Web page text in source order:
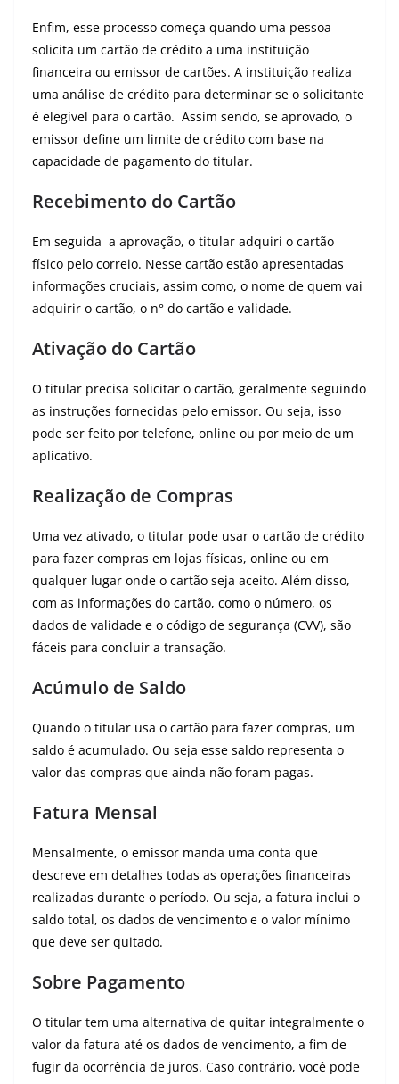
Enfim, esse processo começa quando uma pessoa
solicita um cartão de crédito a uma instituição
financeira ou emissor de cartões. A instituição realiza
uma análise de crédito para determinar se o solicitante
é elegível para o cartão. Assim sendo, se aprovado, o
emissor define um limite de crédito com base na
capacidade de pagamento do titular.
Recebimento do Cartão
Em seguida a aprovação, o titular adquiri o cartão
físico pelo correio. Nesse cartão estão apresentadas
informações cruciais, assim como, o nome de quem vai
adquirir o cartão, o n° do cartão e validade.
Ativação do Cartão
O titular precisa solicitar o cartão, geralmente seguindo
as instruções fornecidas pelo emissor. Ou seja, isso
pode ser feito por telefone, online ou por meio de um
aplicativo.
Realização de Compras
Uma vez ativado, o titular pode usar o cartão de crédito
para fazer compras em lojas físicas, online ou em
qualquer lugar onde o cartão seja aceito. Além disso,
com as informações do cartão, como o número, os
dados de validade e o código de segurança (CVV), são
fáceis para concluir a transação.
Acúmulo de Saldo
Quando o titular usa o cartão para fazer compras, um
saldo é acumulado. Ou seja esse saldo representa o
valor das compras que ainda não foram pagas.
Fatura Mensal
Mensalmente, o emissor manda uma conta que
descreve em detalhes todas as operações financeiras
realizadas durante o período. Ou seja, a fatura inclui o
saldo total, os dados de vencimento e o valor mínimo
que deve ser quitado.
Sobre Pagamento
O titular tem uma alternativa de quitar integralmente o
valor da fatura até os dados de vencimento, a fim de
fugir da ocorrência de juros. Caso contrário, você pode